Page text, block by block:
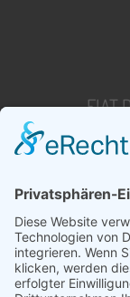
FIAT
6-Gang-